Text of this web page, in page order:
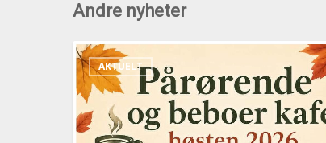
Andre nyheter
AKTUELT
Pårørende
og
beboerkafeer
høsten
2026